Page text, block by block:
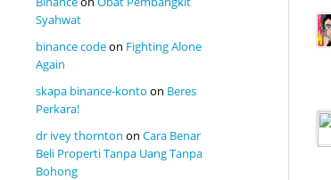
Syahwat
binance codeon Fighting Alone
Again
skapa binance-konto on Beres
Perkara!
dr ivey thornton onCara Benar
Beli Properti Tanpa Uang Tanpa
Bohong